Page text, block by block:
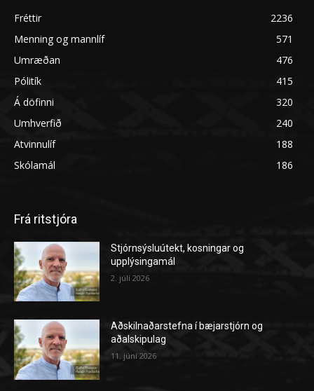
Fréttir
2236
Menning og mannlíf
571
Umræðan
476
Pólitík
415
Á döfinni
320
Umhverfið
240
Atvinnulíf
188
Skólamál
186
Frá ritstjóra
Stjórnsýsluútekt, kosningar og
upplýsingamál
2. júlí 2026
Aðskilnaðarstefna í bæjarstjórn og
aðalskipulag
11. júní 2026